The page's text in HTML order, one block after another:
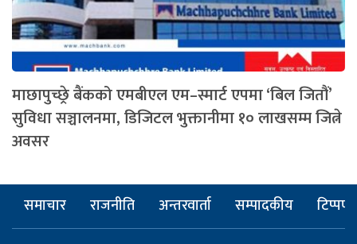
माछापुच्छ्रे बैंकको एमबीएल एम–स्मार्ट एपमा ‘बिल जितौं’
सुविधा सञ्चालनमा, डिजिटल भुक्तानीमा १० लाखसम्म जित्ने
अवसर
समाचार राजनीति अन्तरवार्ता सम्पादकीय टिप्पणी